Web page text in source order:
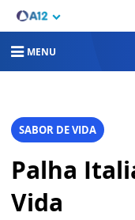
MENU
SABOR DE VIDA
Palha
Vida